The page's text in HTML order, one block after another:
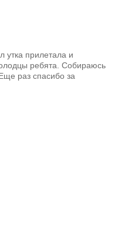
утка прилетала и
ребята. Собираюсь
раз спасибо за